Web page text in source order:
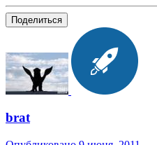
Поделиться
brat